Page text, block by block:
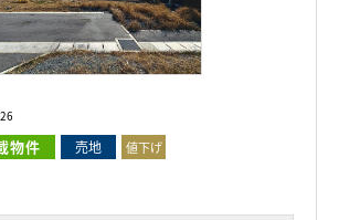
物件 売地 値下げ